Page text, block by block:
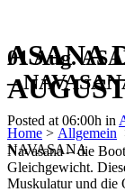
ASANA
Home > Allgemein
NAVASANA
01 Aug.
–
Posted at 06:00h in
Navasana – die
Gleichgewicht.
Muskulatur und die